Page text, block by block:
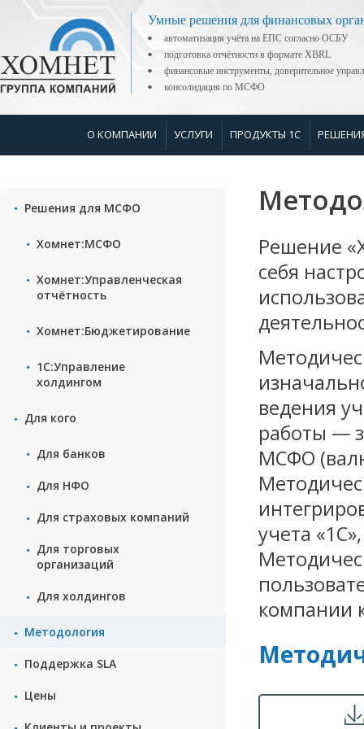
Умные решения для финансовых
автоматизация учёта на ЕПС согласно ОСБУ
подготовка отчётности в формате XBRL
финансовые инструменты, доверительное
консолидация по МСФО
О КОМПАНИИ УСЛУГИ ПРОДУКТЫ 1С
Решения для МСФО
Хомнет:МСФО
Хомнет:Управленческая
отчётность
Хомнет:Бюджетирование
1С:Управление
холдингом
Для кого
Для банков
Для НФО
Для страxовых компаний
Для торговых
организаций
Для холдингов
Методология
Поддержка SLA
Цены
Решение
себя
ведения
работы —
МСФО
учета
компании